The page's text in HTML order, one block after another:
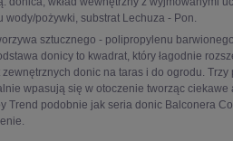
pożywki, substrat Lechuza - Pon.
sztucznego - polipropylenu
donicy to kwadrat, który łagodnie
donic na taras i do ogrodu. Trzy
wpasują się w otoczenie tworząc ciekawe
Trend podobnie jak seria donic Balconera